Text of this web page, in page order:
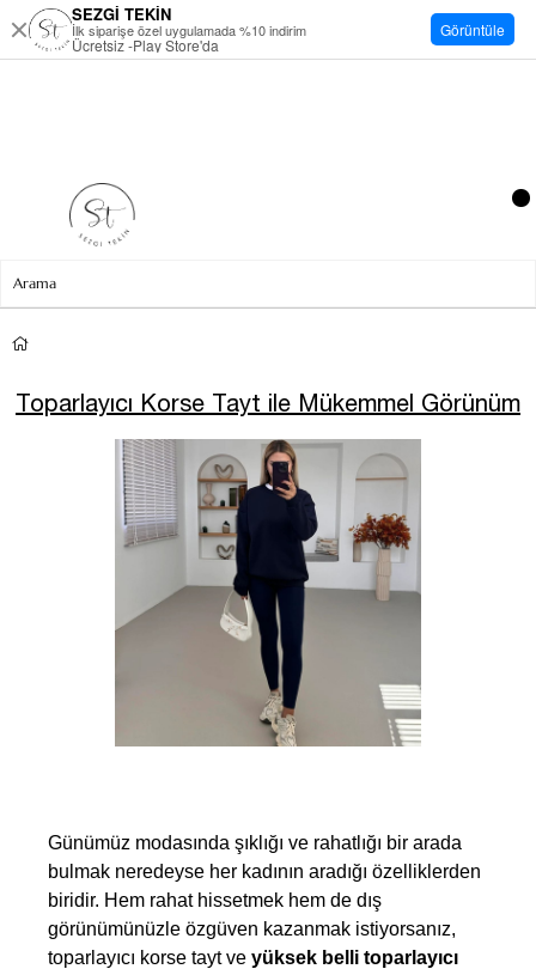
Toparlayıcı Korse Tayt ile Mükemmel Görünüm
Günümüz modasında şıklığı ve rahatlığı bir arada
bulmak neredeyse her kadının aradığı özelliklerden
biridir. Hem rahat hissetmek hem de dış
görünümünüzle özgüven kazanmak istiyorsanız,
toparlayıcı korse tayt ve yüksek belli toparlayıcı
SEZGİ TEKİN
İlk siparişe özel uygulamada %10 indirim
Ücretsiz -Play Store'da
Görüntüle